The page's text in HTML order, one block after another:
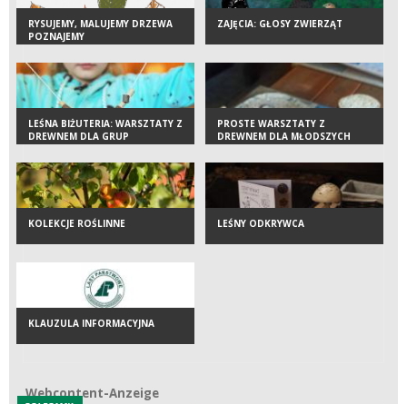
RYSUJEMY, MALUJEMY DRZEWA
POZNAJEMY
ZAJĘCIA: GŁOSY ZWIERZĄT
LEŚNA BIŻUTERIA: WARSZTATY Z
DREWNEM DLA GRUP
PROSTE WARSZTATY Z
DREWNEM DLA MŁODSZYCH
KOLEKCJE ROŚLINNE LEŚNY ODKRYWCA
KLAUZULA INFORMACYJNA
Webcontent-Anzeige
Webcontent-Anzeige